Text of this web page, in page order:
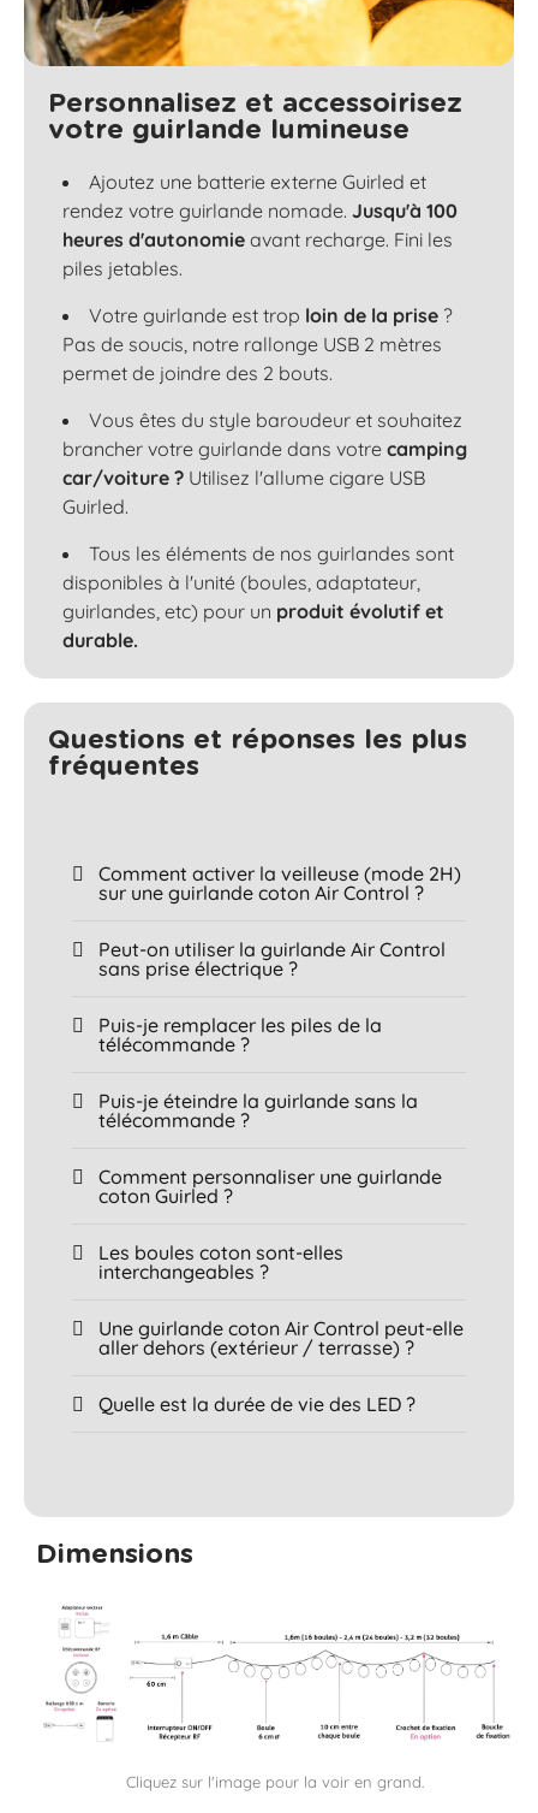
Personnalisez et accessoirisez
votre guirlande lumineuse
Ajoutez une batterie externe Guirled et
rendez votre guirlande nomade. Jusqu'à 100
heures d'autonomie avant recharge. Fini les
piles jetables.
Votre guirlande est trop loin de la prise ?
Pas de soucis, notre rallonge USB 2 mètres
permet de joindre des 2 bouts.
Vous êtes du style baroudeur et souhaitez
brancher votre guirlande dans votre camping
car/voiture ? Utilisez l'allume cigare USB
Guirled.
Tous les éléments de nos guirlandes sont
disponibles à l'unité (boules, adaptateur,
guirlandes, etc) pour un produit évolutif et
durable.
Questions et réponses les plus
fréquentes​
Comment activer la veilleuse (mode 2H)
sur une guirlande coton Air Control ?
Peut-on utiliser la guirlande Air Control
sans prise électrique ?
Puis-je remplacer les piles de la
télécommande ?
Puis-je éteindre la guirlande sans la
télécommande ?
Comment personnaliser une guirlande
coton Guirled ?
Les boules coton sont-elles
interchangeables ?
Une guirlande coton Air Control peut-elle
aller dehors (extérieur / terrasse) ?
Quelle est la durée de vie des LED ?
Dimensions
Cliquez sur l'image pour la voir en grand.